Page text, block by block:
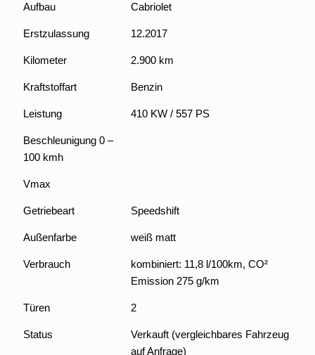
Aufbau Cabriolet
Erstzulassung 12.2017
Kilometer 2.900 km
Kraftstoffart Benzin
Leistung 410 KW / 557 PS
Beschleunigung 0 –
100 kmh
Vmax
Getriebeart Speedshift
Außenfarbe weiß matt
Verbrauch
kombiniert: 11,8 l/100km, CO²
Emission 275 g/km
Türen 2
Status
Verkauft (vergleichbares Fahrzeug
auf Anfrage)